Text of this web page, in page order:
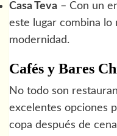
Casa Teva – Con un
este lugar combina lo
modernidad.
Cafés y Bares
No todo son
excelentes opciones
copa después de